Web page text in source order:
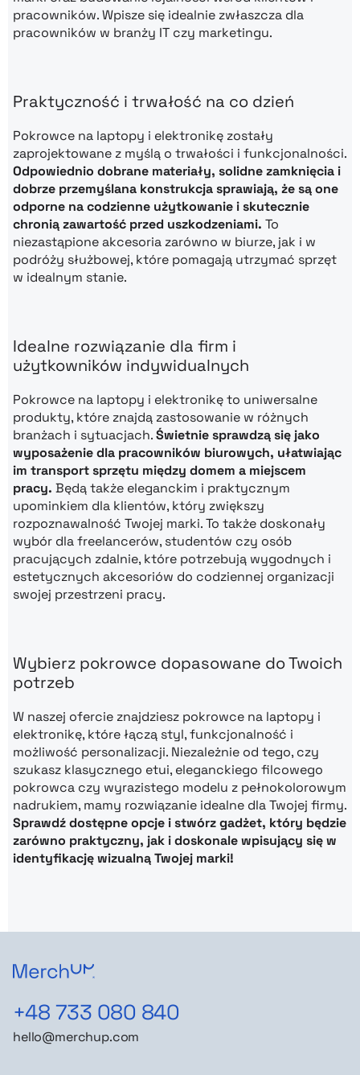
pracowników. Wpisze się idealnie zwłaszcza dla
pracowników w branży IT czy marketingu.
Praktyczność i trwałość na co dzień
Pokrowce na laptopy i elektronikę zostały
zaprojektowane z myślą o trwałości i funkcjonalności.
Odpowiednio dobrane materiały, solidne zamknięcia i
dobrze przemyślana konstrukcja sprawiają, że są one
odporne na codzienne użytkowanie i skutecznie
chronią zawartość przed uszkodzeniami. To
niezastąpione akcesoria zarówno w biurze, jak i w
podróży służbowej, które pomagają utrzymać sprzęt
w idealnym stanie.
Idealne rozwiązanie dla firm i
użytkowników indywidualnych
Pokrowce na laptopy i elektronikę to uniwersalne
produkty, które znajdą zastosowanie w różnych
branżach i sytuacjach.Świetnie sprawdzą się jako
wyposażenie dla pracowników biurowych, ułatwiając
im transport sprzętu między domem a miejscem
pracy. Będą także eleganckim i praktycznym
upominkiem dla klientów, który zwiększy
rozpoznawalność Twojej marki. To także doskonały
wybór dla freelancerów, studentów czy osób
pracujących zdalnie, które potrzebują wygodnych i
estetycznych akcesoriów do codziennej organizacji
swojej przestrzeni pracy.
Wybierz pokrowce dopasowane do Twoich
potrzeb
W naszej ofercie znajdziesz pokrowce na laptopy i
elektronikę, które łączą styl, funkcjonalność i
możliwość personalizacji. Niezależnie od tego, czy
szukasz klasycznego etui, eleganckiego filcowego
pokrowca czy wyrazistego modelu z pełnokolorowym
nadrukiem, mamy rozwiązanie idealne dla Twojej firmy.
Sprawdź dostępne opcje i stwórz gadżet, który będzie
zarówno praktyczny, jak i doskonale wpisujący się w
identyfikację wizualną Twojej marki!
+48 733 080 840
hello@merchup.com